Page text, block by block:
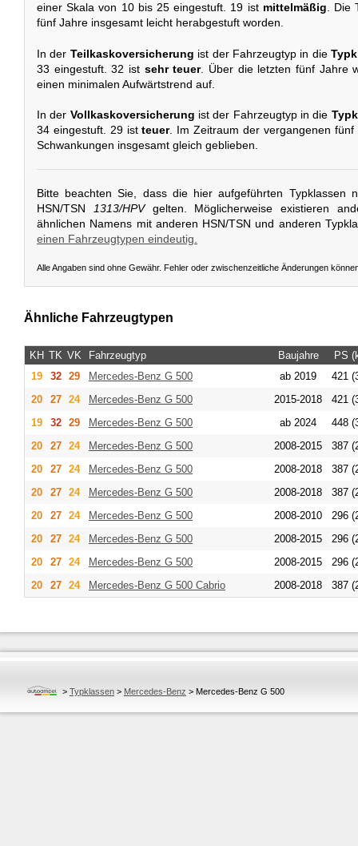
einer Skala von 10 bis 25 eingestuft. 19 ist mittelmäßig .
fünf Jahre insgesamt leicht herabgestuft worden.
In der Teilkaskoversicherung ist der Fahrzeugtyp in die
33 eingestuft. 32 ist sehr teuer. Über die letzten fünf Jahre
einen minimalen Aufwärtstrend auf.
In der Vollkaskoversicherung ist der Fahrzeugtyp in die
34 eingestuft. 29 istteuer. Im Zeitraum der vergangenen
Schwankungen insgesamt gleich geblieben.
Bitte beachten Sie, dass die hier aufgeführten Typklassen
HSN/TSN
1313/HPVgelten. Möglicherweise existieren
ähnlichen Namens mit anderen HSN/TSN und anderen
einen Fahrzeugtypen eindeutig.
Alle Angaben sind ohne Gewähr. Fehler oder zwischenzeitliche Änderungen
Ähnliche Fahrzeugtypen
KH TK VK Fahrzeugtyp Baujahre
PS
19
32 29 Mercedes-Benz G 500 ab 2019
421
20
27 24 Mercedes-Benz G 500 2015-2018
421
19
32 29 Mercedes-Benz G 500 ab 2024
448
20
27 24 Mercedes-Benz G 500 2008-2015
387
20
27 24 Mercedes-Benz G 500 2008-2018
387
20
27 24 Mercedes-Benz G 500 2008-2018
387
20
27 24 Mercedes-Benz G 500 2008-2010
296
20
27 24 Mercedes-Benz G 500 2008-2015
296
20
27 24 Mercedes-Benz G 500 2008-2015
296
20
27 24 Mercedes-Benz G 500 Cabrio 2008-2018 387
> Typklassen > Mercedes-Benz > Mercedes-Benz G 500